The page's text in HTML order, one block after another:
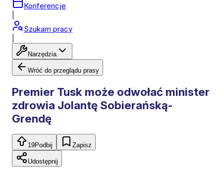
Konferencje
Szukam pracy
Narzędzia
Wróć do przeglądu prasy
Premier Tusk może odwołać minister
zdrowia Jolantę Sobierańską-
Grendę
19Podbij Zapisz
Udostępnij